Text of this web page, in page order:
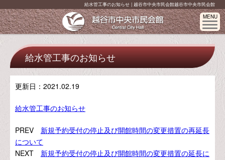
給水管工事のお知らせ | 越谷市中央市民会館越谷市中央市民会館
MENU
給水管工事のお知らせ
更新日： 2021.02.19
給水管工事のお知らせ
PREV 新規予約受付の停止及び開館時間の変更措置の再延長
について
NEXT 新規予約受付の停止及び開館時間の変更措置の延長に